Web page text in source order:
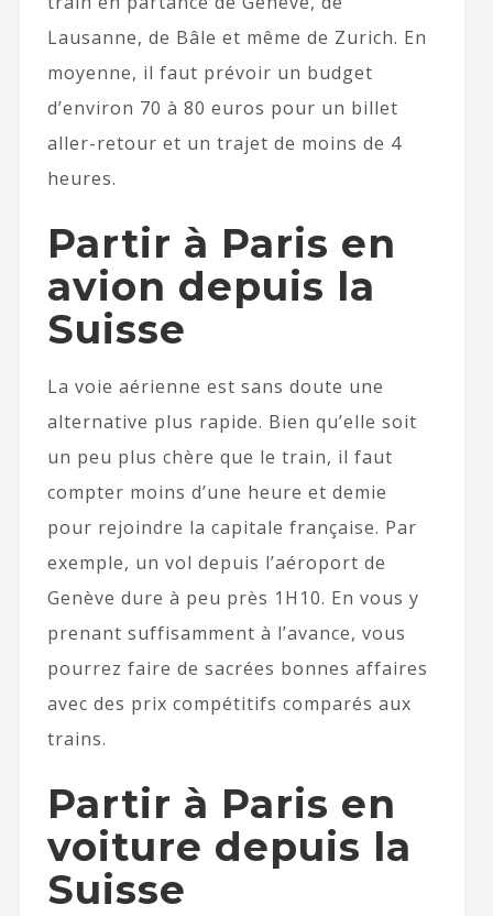
Lausanne, de Bâle et même de Zurich. En
moyenne, il faut prévoir un budget
d’environ 70 à 80 euros pour un billet
aller-retour et un trajet de moins de 4
heures.
Partir à Paris en
avion depuis la
Suisse
La voie aérienne est sans doute une
alternative plus rapide. Bien qu’elle soit
un peu plus chère que le train, il faut
compter moins d’une heure et demie
pour rejoindre la capitale française. Par
exemple, un vol depuis l’aéroport de
Genève dure à peu près 1H10. En vous y
prenant suffisamment à l’avance, vous
pourrez faire de sacrées bonnes affaires
avec des prix compétitifs comparés aux
trains.
Partir à Paris en
voiture depuis la
Suisse